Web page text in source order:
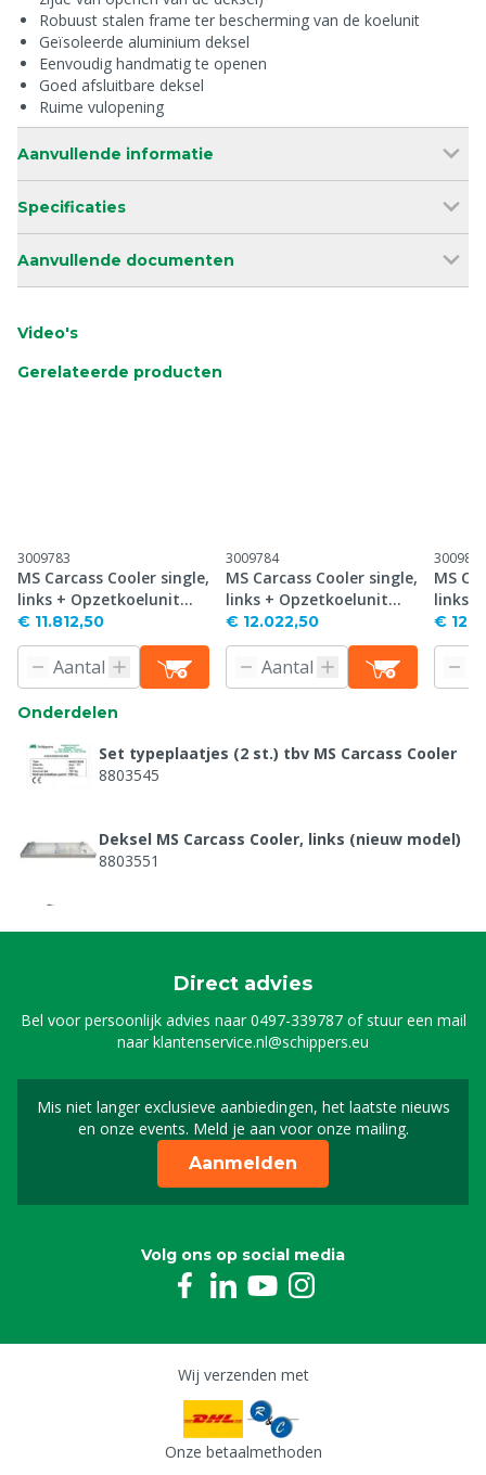
Robuust stalen frame ter bescherming van de koelunit
Geïsoleerde aluminium deksel
Eenvoudig handmatig te openen
Goed afsluitbare deksel
Ruime vulopening
Aanvullende informatie
Specificaties
Aanvullende documenten
Video's
Gerelateerde producten
3009783
MS Carcass Cooler single,
links + Opzetkoelunit
Coolpro, 1300W
€ 11.812,50
3009784
MS Carcass Cooler single,
links + Opzetkoelunit
Coolpro, 1600W
€ 12.022,50
3009852
MS
links
€
Onderdelen
Set typeplaatjes (2 st.) tbv MS Carcass Cooler
8803545
Deksel MS Carcass Cooler, links (nieuw model)
8803551
Direct advies
Bel voor persoonlijk advies naar0497-339787of stuur een mail
naarklantenservice.nl@schippers.eu
Mis niet langer exclusieve aanbiedingen, het laatste nieuws
en onze events. Meld je aan voor onze mailing.
Schrijf je in voor onze
Aanmelden
Volg ons op social media
Wij verzenden met
Onze betaalmethoden